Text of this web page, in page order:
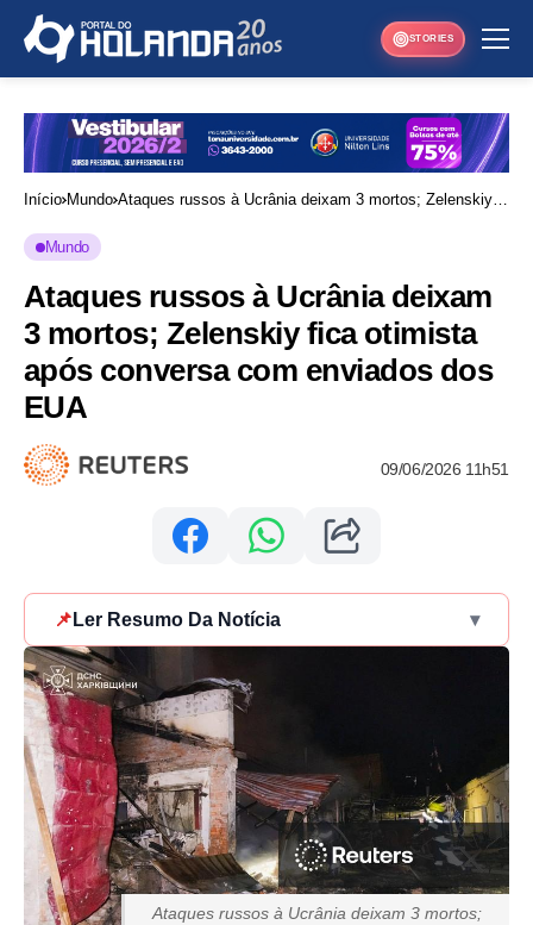
STORIES
Início Mundo Ataques russos à Ucrânia deixam 3 mortos; Zelenskiy
Mundo
Ataques russos à Ucrânia deixam
3 mortos; Zelenskiy fica otimista
após conversa com enviados dos
EUA
09/06/2026 11h51
📌 Ler Resumo Da Notícia ▾
Ataques russos à Ucrânia deixam 3 mortos;